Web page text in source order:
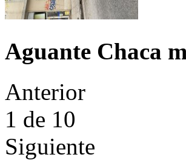
Aguante Chaca
Anterior
1 de 10
Siguiente